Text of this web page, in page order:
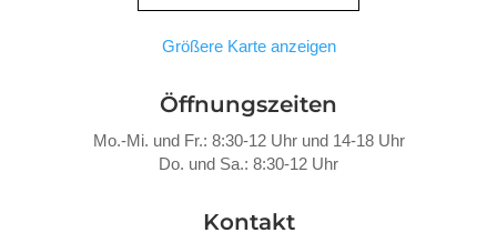
Größere Karte anzeigen
Öffnungszeiten
Mo.-Mi. und Fr.: 8:30-12 Uhr und 14-18 Uhr
Do. und Sa.: 8:30-12 Uhr
Kontakt